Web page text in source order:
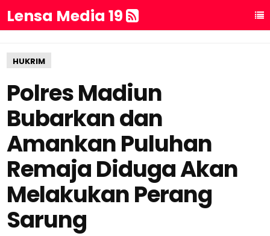
Lensa Media 19
HUKRIM
Polres Madiun
Bubarkan dan
Amankan Puluhan
Remaja Diduga Akan
Melakukan Perang
Sarung